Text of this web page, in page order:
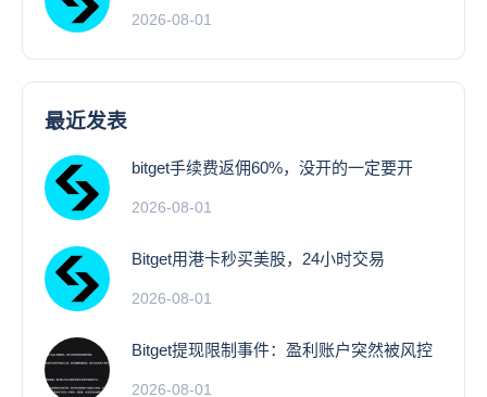
2026-08-01
最近发表
bitget手续费返佣60%，没开的一定要开
2026-08-01
Bitget用港卡秒买美股，24小时交易
2026-08-01
Bitget提现限制事件：盈利账户突然被风控
2026-08-01